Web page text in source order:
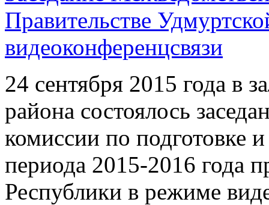
Правительстве
видеоконференцсвязи
24 сентября 2015 года в
района состоялось
комиссии по подготовке
периода 2015-2016 года
Республики в режиме